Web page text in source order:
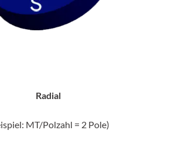
Radial
MT/Polzahl = 2 Pole)